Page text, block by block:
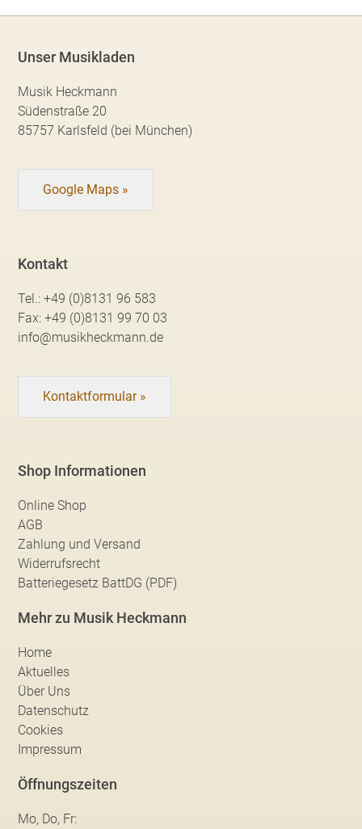
Unser Musikladen
Musik Heckmann
Südenstraße 20
85757 Karlsfeld (bei München)
Google Maps »
Kontakt
Tel.:+49 (0)8131 96 583
Fax:+49 (0)8131 99 70 03
info@musikheckmann.de
Kontaktformular »
Shop Informationen
Online Shop
AGB
Zahlung und Versand
Widerrufsrecht
Batteriegesetz BattDG (PDF)
Mehr zu Musik Heckmann
Home
Aktuelles
Über Uns
Datenschutz
Cookies
Impressum
Öffnungszeiten
Mo, Do, Fr: